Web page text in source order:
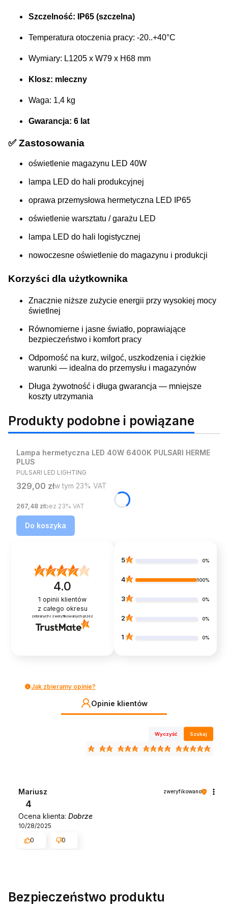
Szczelność: IP65 (szczelna)
Temperatura otoczenia pracy: -20..+40°C
Wymiary: L1205 x W79 x H68 mm
Klosz: mleczny
Waga: 1,4 kg
Gwarancja: 6 lat
✅Zastosowania
oświetlenie magazynu LED 40W
lampa LED do hali produkcyjnej
oprawa przemysłowa hermetyczna LED IP65
oświetlenie warsztatu / garażu LED
lampa LED do hali logistycznej
nowoczesne oświetlenie do magazynu i produkcji
Korzyści dla użytkownika
Znacznie niższe zużycie energii przy wysokiej mocy
świetlnej
Równomierne i jasne światło, poprawiające
bezpieczeństwo i komfort pracy
Odporność na kurz, wilgoć, uszkodzenia i ciężkie
warunki — idealna do przemysłu i magazynów
Długa żywotność i długa gwarancja — mniejsze
koszty utrzymania
Produkty podobne i powiązane
Lampa hermetyczna LED 40W 6400K PULSARI HERME
PLUS
PRODUCENT
PULSARI LED LIGHTING
Cena brutto
329,00 złw tym %s VAT
w tym 23% VAT
Cena netto
267,48 złbez 23% VAT
Do koszyka
4.0
1 opinii klientów
z całego okresu
zebranych i zweryfikowanych przez
5 0%
4 100%
3 0%
2 0%
1 0%
Jak zbieramy opinie?
Opinie klientów
Wyczyść Szukaj
Mariusz zweryfikowano
4
Ocena klienta: Dobrze
10/28/2025
0
0
Bezpieczeństwo produktu